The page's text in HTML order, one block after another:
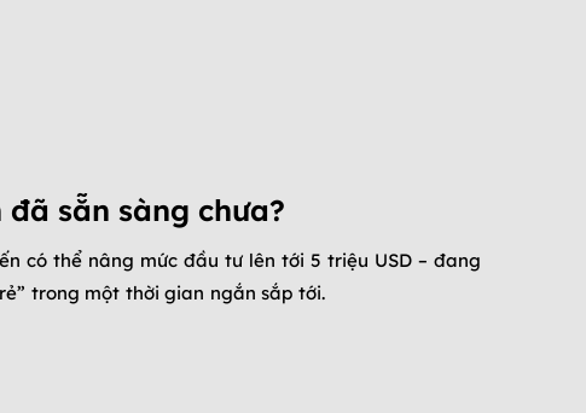
sẵn sàng chưa?
có thể nâng mức đầu tư lên tới 5 triệu USD – đang
trong một thời gian ngắn sắp tới.